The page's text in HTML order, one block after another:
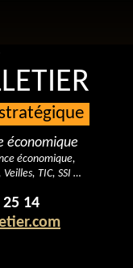
économique
économique,
TIC, SSI …
14